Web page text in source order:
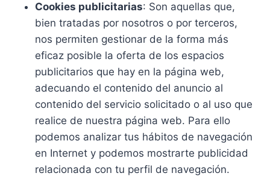
Cookies publicitarias: Son aquellas que,
bien tratadas por nosotros o por terceros,
nos permiten gestionar de la forma más
eficaz posible la oferta de los espacios
publicitarios que hay en la página web,
adecuando el contenido del anuncio al
contenido del servicio solicitado o al uso que
realice de nuestra página web. Para ello
podemos analizar tus hábitos de navegación
en Internet y podemos mostrarte publicidad
relacionada con tu perfil de navegación.